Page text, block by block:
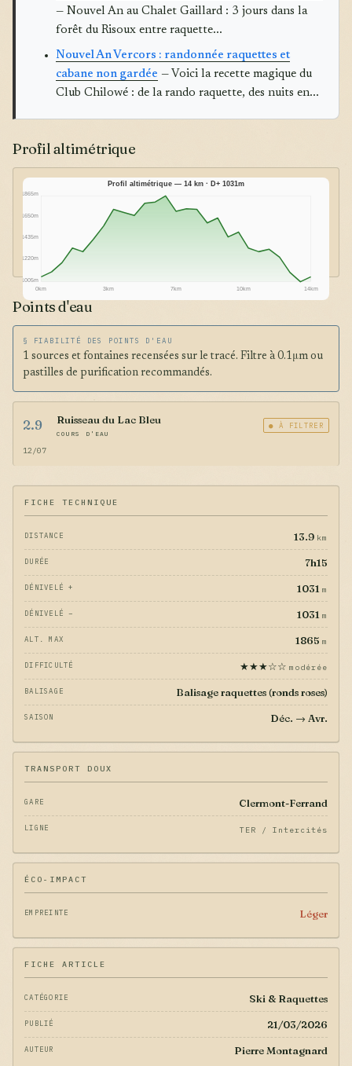
— Nouvel An au Chalet Gaillard : 3 jours dans la
forêt du Risoux entre raquette...
Nouvel An Vercors : randonnée raquettes et
cabane non gardée — Voici la recette magique du
Club Chilowé : de la rando raquette, des nuits en...
Profil altimétrique
1005m
1220m
1435m
1650m
1865m
0km 3km 7km 10km 14km
Profil altimétrique — 14 km · D+ 1031m
Points d'eau
§ FIABILITÉ DES POINTS D'EAU
1 sources et fontaines recensées sur le tracé. Filtre à 0.1μm ou
pastilles de purification recommandés.
2.9 Ruisseau du Lac Bleu
COURS D'EAU
● À FILTRER
12/07
FICHE TECHNIQUE
DISTANCE 13.9 km
DURÉE 7h15
DÉNIVELÉ + 1031 m
DÉNIVELÉ − 1031 m
ALT. MAX 1865 m
DIFFICULTÉ ★★★☆☆ modérée
BALISAGE Balisage raquettes (ronds roses)
SAISON Déc. → Avr.
TRANSPORT DOUX
GARE Clermont-Ferrand
LIGNE TER / Intercités
ÉCO-IMPACT
EMPREINTE Léger
FICHE ARTICLE
CATÉGORIE Ski & Raquettes
PUBLIÉ 21/03/2026
AUTEUR Pierre Montagnard